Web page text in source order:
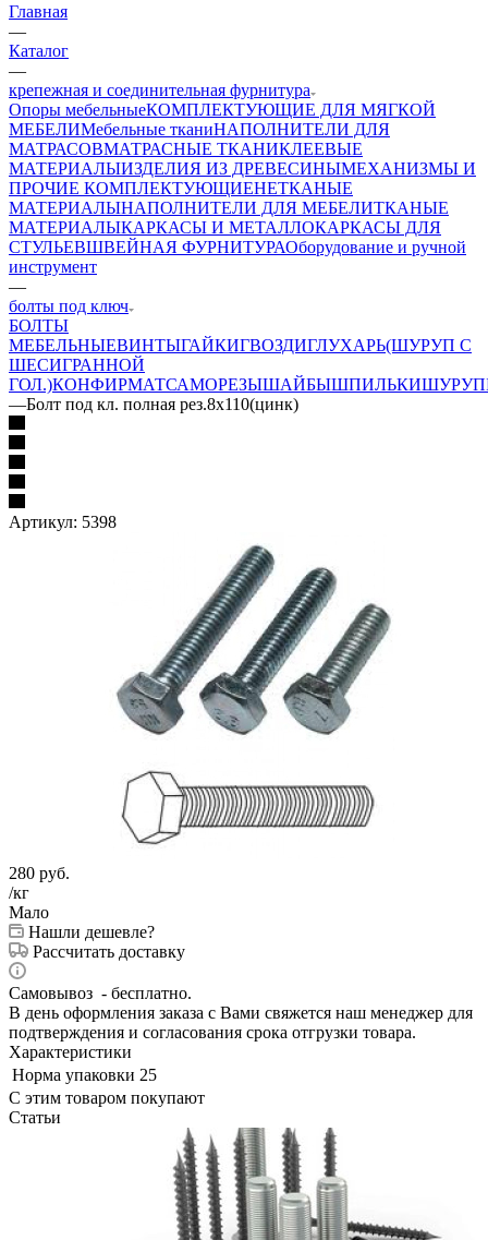
Главная
—
Каталог
—
крепежная и соединительная фурнитура
Опоры мебельныеКОМПЛЕКТУЮЩИЕ ДЛЯ МЯГКОЙ
МЕБЕЛИМебельные тканиНАПОЛНИТЕЛИ ДЛЯ
МАТРАСОВМАТРАСНЫЕ ТКАНИКЛЕЕВЫЕ
МАТЕРИАЛЫИЗДЕЛИЯ ИЗ ДРЕВЕСИНЫМЕХАНИЗМЫ И
ПРОЧИЕ КОМПЛЕКТУЮЩИЕНЕТКАНЫЕ
МАТЕРИАЛЫНАПОЛНИТЕЛИ ДЛЯ МЕБЕЛИТКАНЫЕ
МАТЕРИАЛЫКАРКАСЫ И МЕТАЛЛОКАРКАСЫ ДЛЯ
СТУЛЬЕВШВЕЙНАЯ ФУРНИТУРАОборудование и ручной
инструмент
—
болты под ключ
БОЛТЫ
МЕБЕЛЬНЫЕВИНТЫГАЙКИГВОЗДИГЛУХАРЬ(ШУРУП С
ШЕСИГРАННОЙ
ГОЛ.)КОНФИРМАТСАМОРЕЗЫШАЙБЫШПИЛЬКИ
—Болт под кл. полная рез.8х110(цинк)
Артикул: 5398
280 руб.
/кг
Мало
Нашли дешевле?
Рассчитать доставку
Самовывоз - бесплатно.
В день оформления заказа с Вами свяжется наш менеджер для
подтверждения и согласования срока отгрузки товара.
Характеристики
Норма упаковки 25
С этим товаром покупают
Статьи